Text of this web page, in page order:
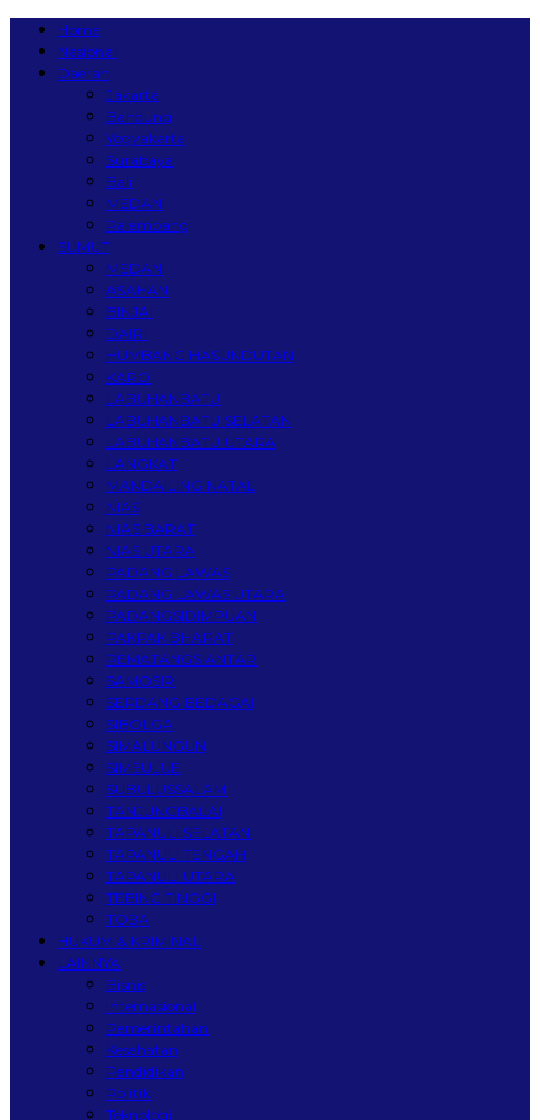
Home
Nasional
Daerah
Jakarta
Bandung
Yogyakarta
Surabaya
Bali
MEDAN
Palembang
SUMUT
MEDAN
ASAHAN
BINJAI
DAIRI
HUMBANG HASUNDUTAN
KARO
LABUHANBATU
LABUHANBATU SELATAN
LABUHANBATU UTARA
LANGKAT
MANDAILING NATAL
NIAS
NIAS BARAT
NIAS UTARA
PADANG LAWAS
PADANG LAWAS UTARA
PADANGSIDIMPUAN
PAKPAK BHARAT
PEMATANGSIANTAR
SAMOSIR
SERDANG BEDAGAI
SIBOLGA
SIMALUNGUN
SIMEULUE
SUBULUSSALAM
TANJUNGBALAI
TAPANULI SELATAN
TAPANULI TENGAH
TAPANULI UTARA
TEBING TINGGI
TOBA
HUKUM & KRIMINAL
LAINNYA
Bisnis
Internasional
Pemerintahan
Kesehatan
Pendidikan
Politik
Teknologi